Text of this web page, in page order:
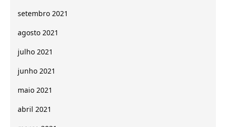
setembro 2021
agosto 2021
julho 2021
junho 2021
maio 2021
abril 2021